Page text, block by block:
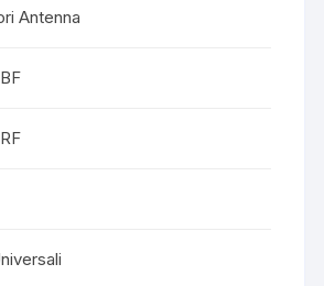
Antenna